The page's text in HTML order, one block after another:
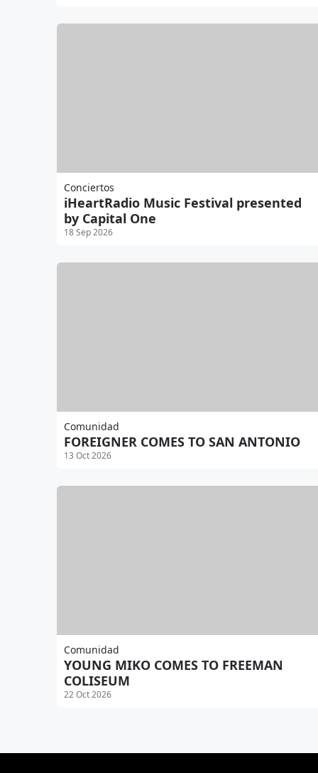
Conciertos
iHeartRadio Music Festival presented
by Capital One
18 Sep 2026
Comunidad
FOREIGNER COMES TO SAN ANTONIO
13 Oct 2026
Comunidad
YOUNG MIKO COMES TO FREEMAN
COLISEUM
22 Oct 2026